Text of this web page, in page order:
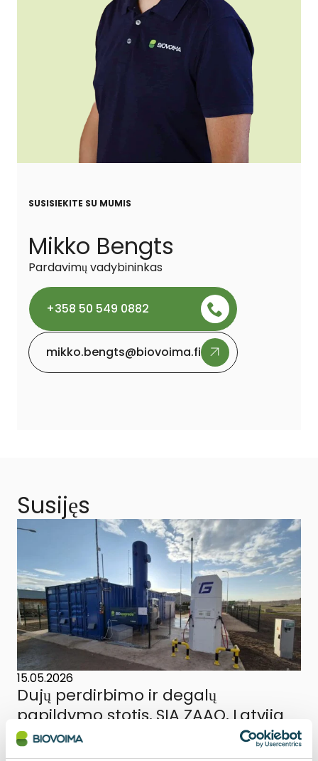
SUSISIEKITE SU MUMIS
Mikko Bengts
Pardavimų vadybininkas
+358 50 549 0882
mikko.bengts@biovoima.fi
Susijęs
15.05.2026
Dujų perdirbimo ir degalų
papildymo stotis, SIA ZAAO, Latvija
Membranine technologija pagrįstas biodujų
perdirbimo įrenginys "BIOupgrade" kartu su